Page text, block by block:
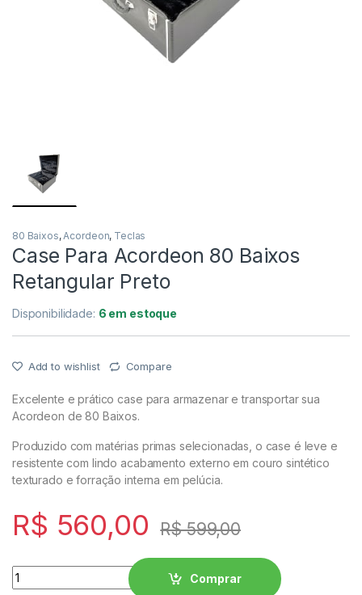
NORD
NORD
CASIO PX
YAMAHA
80 Baixos,Acordeon, Teclas
Case Para Acordeon 80 Baixos
Retangular Preto
Disponibilidade: 6 em estoque
Add to wishlist Compare
Excelente e prático case para armazenar e transportar sua
Acordeon de 80 Baixos.
Produzido com matérias primas selecionadas, o case é leve e
resistente com lindo acabamento externo em couro sintético
texturado e forração interna em pelúcia.
R$ 560,00 R$599,00
Quantity
Comprar